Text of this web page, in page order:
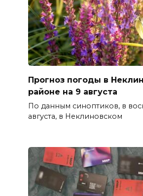
Прогноз погоды в
районе на 9 августа
По данным синоптиков, в
августа, в Неклиновском